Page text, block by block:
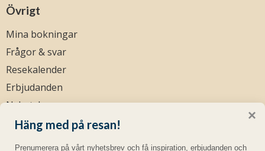
Övrigt
Mina bokningar
Frågor & svar
Resekalender
Erbjudanden
Nyhetsbrev
Resevillkor
eastongolf.dk
×
Häng med på resan!
Prenumerera på vårt nyhetsbrev och få inspiration, erbjudanden och